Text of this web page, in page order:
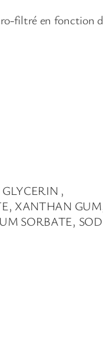
filtré en fonction
,
XANTHAN
SORBATE,